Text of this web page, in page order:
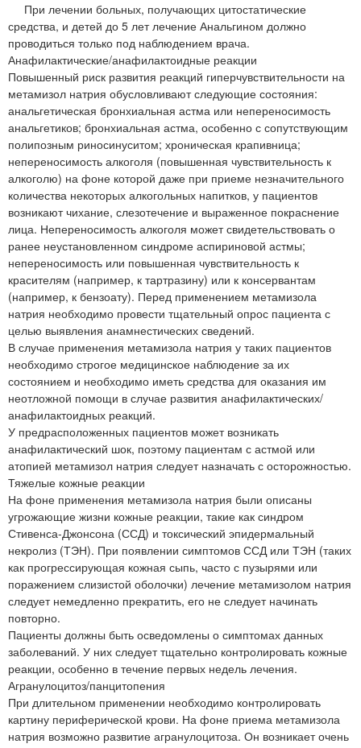
При лечении больных, получающих цитостатические
средства, и детей до 5 лет лечение Анальгином должно
проводиться только под наблюдением врача.
Анафилактические/анафилактоидные реакции
Повышенный риск развития реакций гиперчувствительности на
метамизол натрия обусловливают следующие состояния:
анальгетическая бронхиальная астма или непереносимость
анальгетиков; бронхиальная астма, особенно с сопутствующим
полипозным риносинуситом; хроническая крапивница;
непереносимость алкоголя (повышенная чувствительность к
алкоголю) на фоне которой даже при приеме незначительного
количества некоторых алкогольных напитков, у пациентов
возникают чихание, слезотечение и выраженное покраснение
лица. Непереносимость алкоголя может свидетельствовать о
ранее неустановленном синдроме аспириновой астмы;
непереносимость или повышенная чувствительность к
красителям (например, к тартразину) или к консервантам
(например, к бензоату). Перед применением метамизола
натрия необходимо провести тщательный опрос пациента с
целью выявления анамнестических сведений.
В случае применения метамизола натрия у таких пациентов
необходимо строгое медицинское наблюдение за их
состоянием и необходимо иметь средства для оказания им
неотложной помощи в случае развития анафилактических/
анафилактоидных реакций.
У предрасположенных пациентов может возникать
анафилактический шок, поэтому пациентам с астмой или
атопией метамизол натрия следует назначать с осторожностью.
Тяжелые кожные реакции
На фоне применения метамизола натрия были описаны
угрожающие жизни кожные реакции, такие как синдром
Стивенса-Джонсона (ССД) и токсический эпидермальный
некролиз (ТЭН). При появлении симптомов ССД или ТЭН (таких
как прогрессирующая кожная сыпь, часто с пузырями или
поражением слизистой оболочки) лечение метамизолом натрия
следует немедленно прекратить, его не следует начинать
повторно.
Пациенты должны быть осведомлены о симптомах данных
заболеваний. У них следует тщательно контролировать кожные
реакции, особенно в течение первых недель лечения.
Агранулоцитоз/панцитопения
При длительном применении необходимо контролировать
картину периферической крови. На фоне приема метамизола
натрия возможно развитие агранулоцитоза. Он возникает очень